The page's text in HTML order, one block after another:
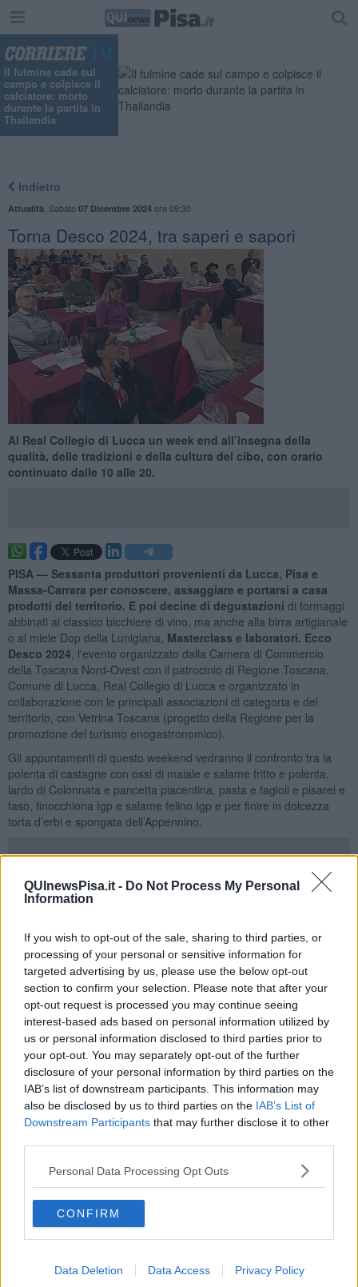
QUInewsPisa.it - Do Not Process My Personal
Information
If you wish to opt-out of the sale, sharing to third parties, or
processing of your personal or sensitive information for
targeted advertising by us, please use the below opt-out
section to confirm your selection. Please note that after your
opt-out request is processed you may continue seeing
interest-based ads based on personal information utilized by
us or personal information disclosed to third parties prior to
your opt-out. You may separately opt-out of the further
disclosure of your personal information by third parties on the
IAB’s list of downstream participants. This information may
also be disclosed by us to third parties on the IAB’s List of
Downstream Participants that may further disclose it to other
Personal Data Processing Opt Outs
CONFIRM
Data Deletion Data Access Privacy Policy
Il fulmine cade sul
campo e colpisce il
calciatore: morto
durante la partita in
Thailandia
Indietro
Attualità Sabato 07 Dicembre 2024ore 09:30
Torna Desco 2024, tra saperi e sapori
Al Real Collegio di Lucca un week end all’insegna della
qualità, delle tradizioni e della cultura del cibo, con orario
continuato dalle 10 alle 20.
PISA — Sessanta produttori provenienti da Lucca, Pisa e
Massa-Carrara per conoscere, assaggiare e portarsi a casa
prodotti del territorio. E poi decine di degustazioni di formaggi
abbinati al classico bicchiere di vino, ma anche alla birra artigianale
o al miele Dop della Lunigiana, Masterclass e laboratori. Ecco
Desco 2024 , l'evento organizzato dalla Camera di Commercio
della Toscana Nord-Ovest con il patrocinio di Regione Toscana,
Comune di Lucca, Real Collegio di Lucca e organizzato in
collaborazione con le principali associazioni di categoria e del
territorio, con Vetrina Toscana (progetto della Regione per la
promozione del turismo enogastronomico).
Gli appuntamenti di questo weekend vedranno il confronto tra la
polenta di castagne con ossi di maiale e salame fritto e polenta,
lardo di Colonnata e pancetta piacentina, pasta e fagioli e pisarei e
fasò, finocchiona Igp e salame felino Igp e per finire in dolcezza
torta d’erbi e spongata dell’Appennino.
Le produzioni dell’Emilia, saranno invece protagoniste delle sfide di
Toscana Nord-Ovest. Un confronto alla scoperta di analogie e
differenze tra due patrimoni enogastronomici d’eccellenza.